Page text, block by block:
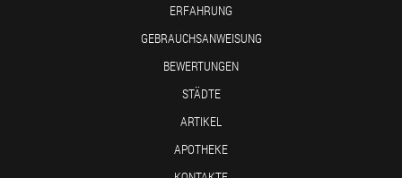
ERFAHRUNG
GEBRAUCHSANWEISUNG
BEWERTUNGEN
STÄDTE
ARTIKEL
APOTHEKE